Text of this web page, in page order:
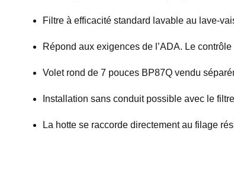
Filtre à efficacité standard lavable au lave-
Répond aux exigences de l’ADA. Le
Volet rond de 7 pouces BP87Q vendu
Installation sans conduit possible avec le
La hotte se raccorde directement au filage